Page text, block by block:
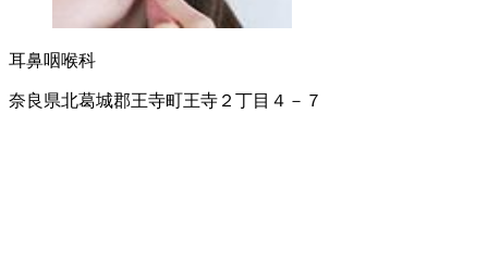
耳鼻咽喉科
奈良県北葛城郡王寺町王寺２丁目４－７